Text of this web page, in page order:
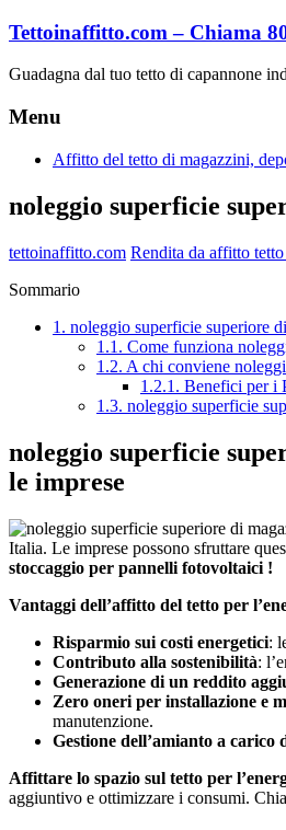
Vai
contenuto
Tettoinaffitto.com – Chiama
Guadagna dal tuo tetto di capannone
Menu
Affitto del tetto di magazzini,
noleggio superficie
tettoinaffitto.com Rendita da affitto
Sommario
1. noleggio superficie superiore
1.1. Come funziona
1.2. A chi conviene
1.2.1. Benefici per i
1.3. noleggio superficie
noleggio superficie
le imprese
Italia. Le imprese possono sfruttare
stoccaggio per pannelli fotovoltaici !
Vantaggi dell’affitto del tetto per
Risparmio sui costi energetici:
Contributo alla sostenibilità:
Generazione di un reddito
Zero oneri per installazione e
manutenzione.
Gestione dell’amianto a carico
Affittare lo spazio sul tetto per
aggiuntivo e ottimizzare i consumi.